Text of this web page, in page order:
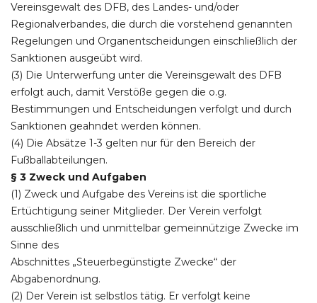
Vereinsgewalt des DFB, des Landes- und/oder
Regionalverbandes, die durch die vorstehend genannten
Regelungen und Organentscheidungen einschließlich der
Sanktionen ausgeübt wird.
(3) Die Unterwerfung unter die Vereinsgewalt des DFB
erfolgt auch, damit Verstöße gegen die o.g.
Bestimmungen und Entscheidungen verfolgt und durch
Sanktionen geahndet werden können.
(4) Die Absätze 1-3 gelten nur für den Bereich der
Fußballabteilungen.
§ 3 Zweck und Aufgaben
(1) Zweck und Aufgabe des Vereins ist die sportliche
Ertüchtigung seiner Mitglieder. Der Verein verfolgt
ausschließlich und unmittelbar gemeinnützige Zwecke im
Sinne des
Abschnittes „Steuerbegünstigte Zwecke“ der
Abgabenordnung.
(2) Der Verein ist selbstlos tätig. Er verfolgt keine